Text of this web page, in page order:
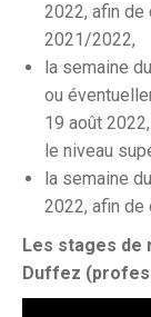
2022, afin de
2021/2022,
la semaine
ou
19 août
le niveau
la semaine
2022, afin de
Les stages de
Duffez